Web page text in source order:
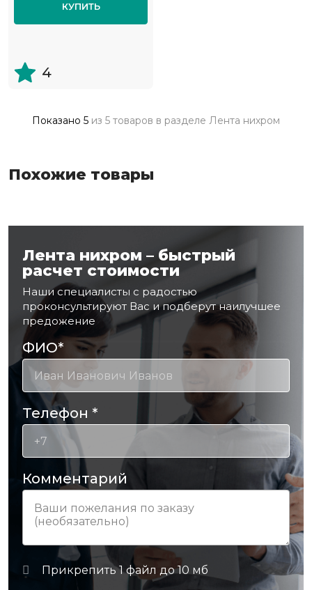
КУПИТЬ
4
Показано 5 из 5 товаров в разделе Лента нихром
Похожие товары
Лента нихром – быстрый
расчет стоимости
Наши специалисты с радостью
проконсультируют Вас и подберут наилучшее
предожение
ФИО*
Телефон *
Комментарий